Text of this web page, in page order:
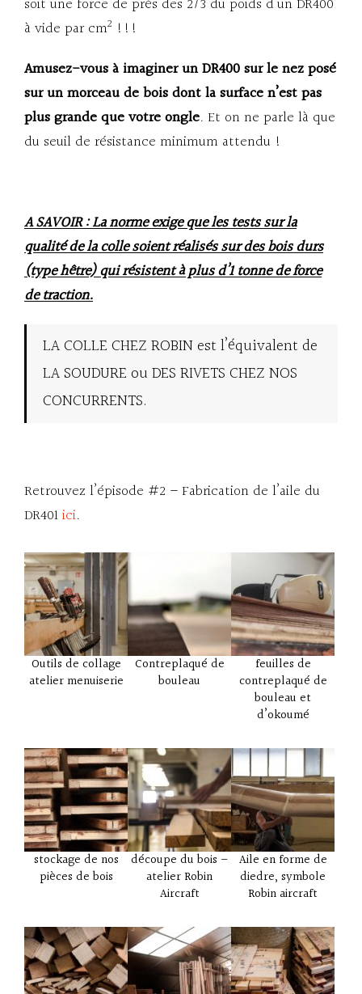
à vide par cm2 !!!
Amusez-vous à imaginer un DR400 sur le nez posé
sur un morceau de bois dont la surface n’est pas
plus grande que votre ongle. Et on ne parle là que
du seuil de résistance minimum attendu !
A SAVOIR : La norme exige que les tests sur la
qualité de la colle soient réalisés sur des bois durs
(type hêtre) qui résistent à plus d’1 tonne de force
de traction.
LA COLLE CHEZ ROBIN est l’équivalent de
LA SOUDURE ou DES RIVETS CHEZ NOS
CONCURRENTS.
Retrouvez l’épisode #2 – Fabrication de l’aile du
DR401ici.
Outils de collage
atelier menuiserie
Contreplaqué de
bouleau
feuilles de
contreplaqué de
bouleau et
d’okoumé
stockage de nos
pièces de bois
découpe du bois –
atelier Robin
Aircraft
Aile en forme de
diedre, symbole
Robin aircraft